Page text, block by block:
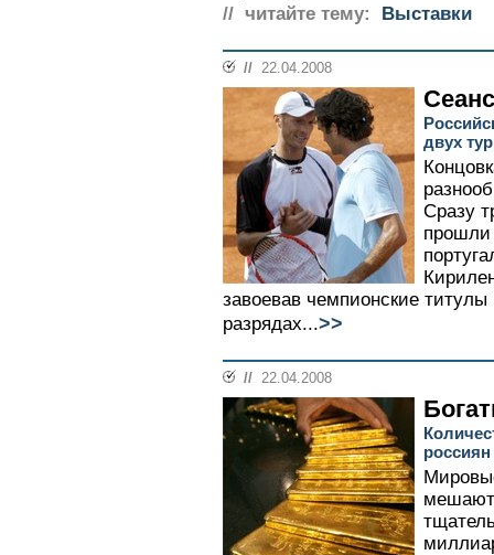
// читайте тему: Выставки
// 22.04.2008
двух
Сразу
прошли
завоевав чемпионские
разрядах...>>
// 22.04.2008